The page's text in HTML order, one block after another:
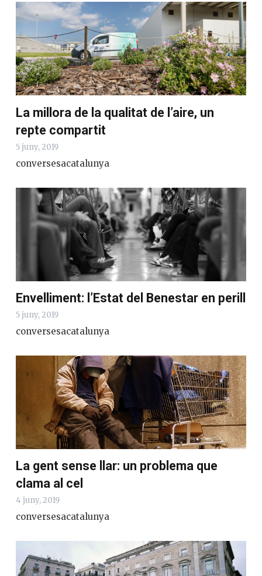
La millora de la qualitat de l’aire, un
repte compartit
5 juny, 2019
conversesacatalunya
Envelliment: l’Estat del Benestar en perill
5 juny, 2019
conversesacatalunya
La gent sense llar: un problema que
clama al cel
4 juny, 2019
conversesacatalunya